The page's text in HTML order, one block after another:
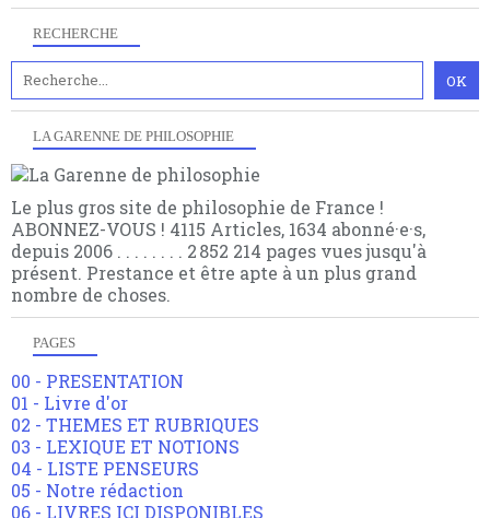
RECHERCHE
LA GARENNE DE PHILOSOPHIE
Le plus gros site de philosophie de France !
ABONNEZ-VOUS ! 4115 Articles, 1634 abonné·e·s,
depuis 2006 . . . . . . . . 2 852 214 pages vues jusqu'à
présent. Prestance et être apte à un plus grand
nombre de choses.
PAGES
00 - PRESENTATION
01 - Livre d'or
02 - THEMES ET RUBRIQUES
03 - LEXIQUE ET NOTIONS
04 - LISTE PENSEURS
05 - Notre rédaction
06 - LIVRES ICI DISPONIBLES